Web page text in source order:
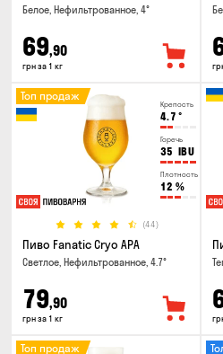
Белое, Нефильтрованное, 4°
69,90
грн за 1 кг
Крепость
4.7 °
Горечь
35 IBU
Плотность
12 %
(44)
Топ продаж
Пиво Fanatic Cryo APA
Светлое, Нефильтрованное, 4.7°
79,90
грн за 1 кг
Топ продаж